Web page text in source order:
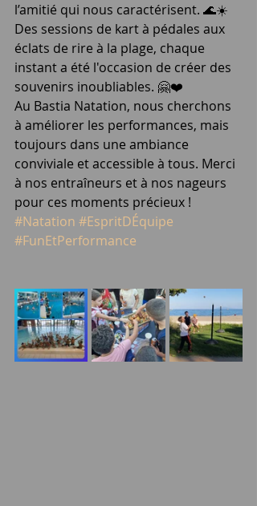
l’amitié qui nous caractérisent. 🌊☀️
Des sessions de kart à pédales aux
éclats de rire à la plage, chaque
instant a été l'occasion de créer des
souvenirs inoubliables. 🤗❤️
Au Bastia Natation, nous cherchons
à améliorer les performances, mais
toujours dans une ambiance
conviviale et accessible à tous. Merci
à nos entraîneurs et à nos nageurs
pour ces moments précieux !
#Natation #EspritDÉquipe
#FunEtPerformance